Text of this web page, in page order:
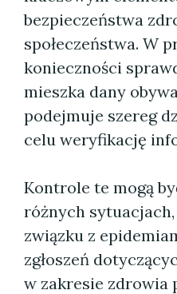
bezpieczeństwa
społeczeństwa. W
konieczności
mieszka dany
podejmuje szereg
celu weryfikację
Kontrole te mogą
różnych sytuacjach,
związku z
zgłoszeń
w zakresie zdrowia